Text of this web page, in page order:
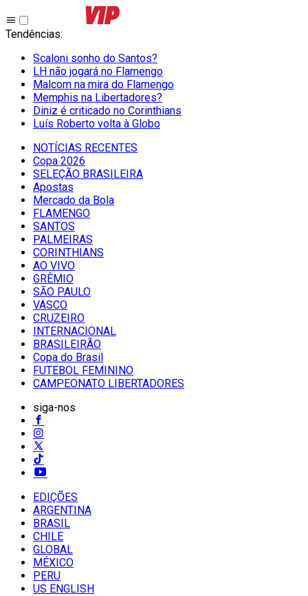
Tendências:
Scaloni sonho do Santos?
LH não jogará no Flamengo
Malcom na mira do Flamengo
Memphis na Libertadores?
Diniz é criticado no Corinthians
Luís Roberto volta à Globo
NOTÍCIAS RECENTES
Copa 2026
SELEÇÃO BRASILEIRA
Apostas
Mercado da Bola
FLAMENGO
SANTOS
PALMEIRAS
CORINTHIANS
AO VIVO
GRÊMIO
SĀO PAULO
VASCO
CRUZEIRO
INTERNACIONAL
BRASILEIRÃO
Copa do Brasil
FUTEBOL FEMININO
CAMPEONATO LIBERTADORES
siga-nos
EDIÇÕES
ARGENTINA
BRASIL
CHILE
GLOBAL
MÉXICO
PERU
US ENGLISH